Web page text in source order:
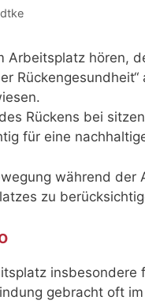
Arbeitsplatz hören,
Rückens bei
für eine
während
zu
gebracht oft